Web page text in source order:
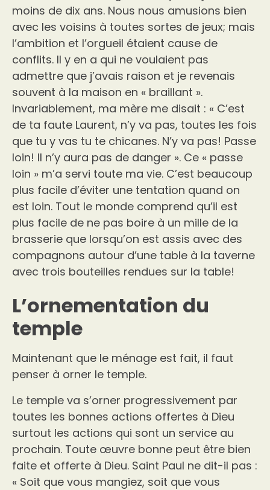
moins de dix ans. Nous nous amusions bien
avec les voisins à toutes sortes de jeux; mais
l’ambition et l’orgueil étaient cause de
conflits. Il y en a qui ne voulaient pas
admettre que j’avais raison et je revenais
souvent à la maison en « braillant ».
Invariablement, ma mère me disait : « C’est
de ta faute Laurent, n’y va pas, toutes les fois
que tu y vas tu te chicanes. N’y va pas! Passe
loin! Il n’y aura pas de danger ». Ce « passe
loin » m’a servi toute ma vie. C’est beaucoup
plus facile d’éviter une tentation quand on
est loin. Tout le monde comprend qu’il est
plus facile de ne pas boire à un mille de la
brasserie que lorsqu’on est assis avec des
compagnons autour d’une table à la taverne
avec trois bouteilles rendues sur la table!
L’ornementation du
temple
Maintenant que le ménage est fait, il faut
penser à orner le temple.
Le temple va s’orner progressivement par
toutes les bonnes actions offertes à Dieu
surtout les actions qui sont un service au
prochain. Toute œuvre bonne peut être bien
faite et offerte à Dieu. Saint Paul ne dit-il pas :
« Soit que vous mangiez, soit que vous